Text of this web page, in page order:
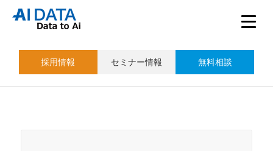
採用情報 セミナー情報 無料相談